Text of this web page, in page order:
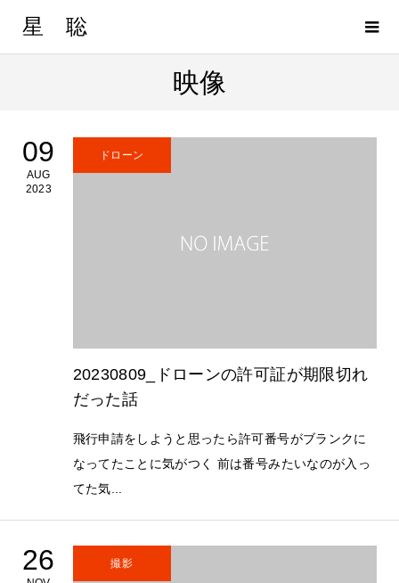
星 聡
映像
09
AUG
2023
ドローン
20230809_ドローンの許可証が期限切れ
だった話
飛行申請をしようと思ったら許可番号がブランクに
なってたことに気がつく 前は番号みたいなのが入っ
てた気...
26 撮影